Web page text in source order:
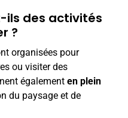
ils des activités
?
organisées pour
ou visiter des
également en plein
du paysage et de